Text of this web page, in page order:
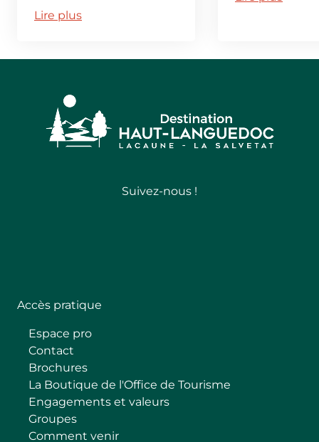
touristique du lac
Lire plus
Suivez-nous !
Accès pratique
Espace pro
Contact
Brochures
La Boutique de l'Office de Tourisme
Engagements et valeurs
Groupes
Comment venir